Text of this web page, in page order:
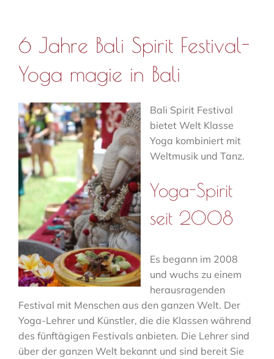
6 Jahre Bali Spirit Festival-
Yoga magie in Bali
Bali Spirit Festival
bietet Welt Klasse
Yoga kombiniert mit
Weltmusik und Tanz.
Yoga-Spirit
seit 2008
Es begann im 2008
und wuchs zu einem
herausragenden
Festival mit Menschen aus den ganzen Welt. Der
Yoga-Lehrer und Künstler, die die Klassen während
des fünftägigen Festivals anbieten. Die Lehrer sind
über der ganzen Welt bekannt und sind bereit Sie